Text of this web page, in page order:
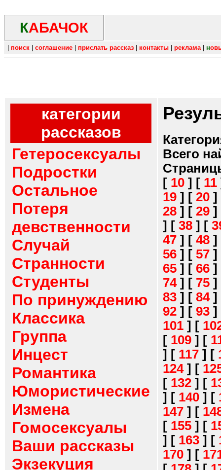
КАБАЧОК
поиск соглашение прислать рассказ контакты реклама| н
категории
рассказов
Гетеросексуалы
Подростки
Остальное
Потеря
девственности
Случай
Странности
Студенты
По принуждению
Классика
Группа
Инцест
Романтика
Юмористические
Измена
Гомосексуалы
Ваши рассказы
Экзекуция
Всего
[ 10 ] [ 11
19 ] [ 20 ]
28 ] [ 29 ]
] [ 38 ] [
47 ] [ 48 ]
56 ] [ 57 ]
65 ] [ 66 ]
74] [ 75 ]
83 ] [ 84]
92 ] [ 93 ]
101 ] [
[ 109 ] [
] [ 117 ] [
124] [
[ 132 ] [
] [ 140 ] [
147 ] [
[ 155 ] [
] [ 163 ] [
170 ] [